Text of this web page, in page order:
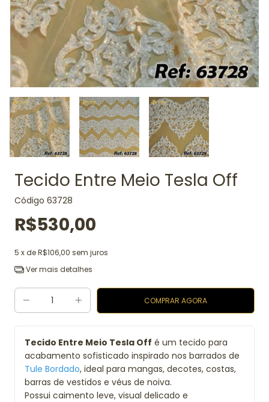
Tecido Entre Meio Tesla Off
Código 63728
R$530,00
5 x deR$106,00 sem juros
Ver mais detalhes
Tecido Entre Meio Tesla Off é um tecido para
acabamento sofisticado inspirado nos barrados de
Tule Bordado, ideal para mangas, decotes, costas,
barras de vestidos e véus de noiva.
Possui caimento leve, visual delicado e